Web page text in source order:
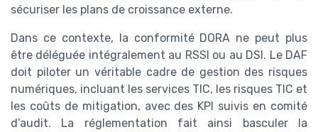
sécuriser les plans de croissance externe.
Dans ce contexte, la conformité DORA ne peut plus
être déléguée intégralement au RSSI ou au DSI. Le DAF
doit piloter un véritable cadre de gestion des risques
numériques, incluant les services TIC, les risques TIC et
les coûts de mitigation, avec des KPI suivis en comité
d’audit. La réglementation fait ainsi basculer la